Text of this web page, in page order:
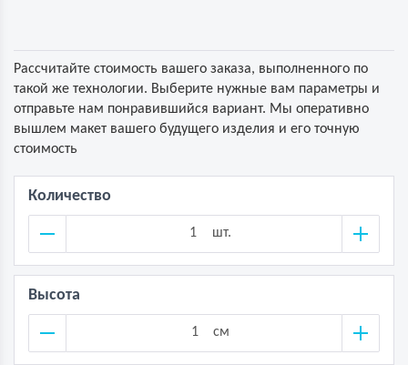
Рассчитайте стоимость вашего заказа, выполненного по
такой же технологии. Выберите нужные вам параметры и
отправьте нам понравившийся вариант. Мы оперативно
вышлем макет вашего будущего изделия и его точную
стоимость
Количество
шт.
Высота
см